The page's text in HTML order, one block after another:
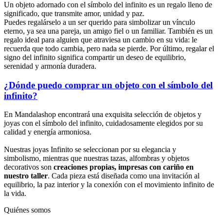
Un objeto adornado con el símbolo del infinito es un regalo lleno de
significado, que transmite amor, unidad y paz.
Puedes regalárselo a un ser querido para simbolizar un vínculo
eterno, ya sea una pareja, un amigo fiel o un familiar. También es un
regalo ideal para alguien que atraviesa un cambio en su vida: le
recuerda que todo cambia, pero nada se pierde. Por último, regalar el
signo del infinito significa compartir un deseo de equilibrio,
serenidad y armonía duradera.
¿Dónde puedo comprar un objeto con el símbolo del
infinito?
En Mandalashop encontrará una exquisita selección de objetos y
joyas con el símbolo del infinito, cuidadosamente elegidos por su
calidad y energía armoniosa.
Nuestras joyas Infinito se seleccionan por su elegancia y
simbolismo, mientras que nuestras tazas, alfombras y objetos
decorativos son creaciones propias, impresas con cariño en
nuestro taller. Cada pieza está diseñada como una invitación al
equilibrio, la paz interior y la conexión con el movimiento infinito de
la vida.
Quiénes somos